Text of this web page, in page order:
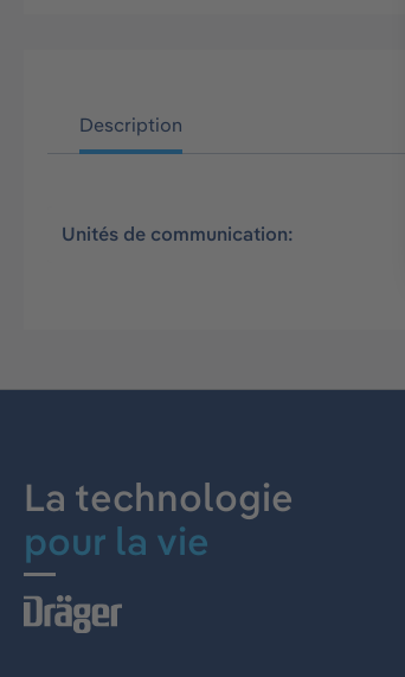
Description
Unités de communication:
La technologie
pour la vie